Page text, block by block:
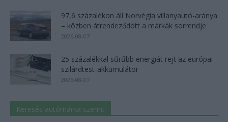
97,6 százalékon áll Norvégia villanyautó-aránya
– közben átrendeződött a márkák sorrendje
2026-08-07
25 százalékkal sűrűbb energiát rejt az európai
szilárdtest-akkumulátor
2026-08-07
Keresés autómárka szerint